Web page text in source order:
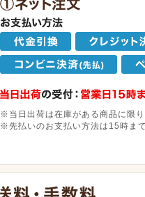
※当日出荷は在庫がある商品に限り
※先払いのお支払い方法は15時ま